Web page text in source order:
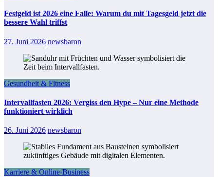
Festgeld ist 2026 eine Falle: Warum du mit Tagesgeld jetzt die
bessere Wahl triffst
27. Juni 2026 newsbaron
Gesundheit & Fitness
Intervallfasten 2026: Vergiss den Hype – Nur eine Methode
funktioniert wirklich
26. Juni 2026 newsbaron
Karriere & Online-Business